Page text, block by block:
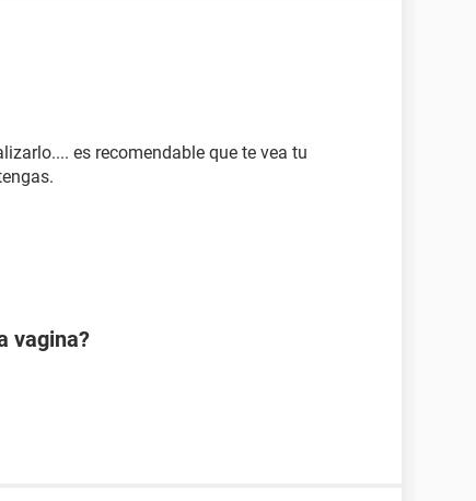
es recomendable que te vea tu
vagina?